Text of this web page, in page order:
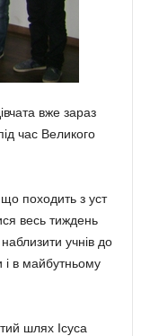
вже зараз
час Великого
походить з уст
весь тиждень
учнів до
і в майбутньому
шлях Ісуса